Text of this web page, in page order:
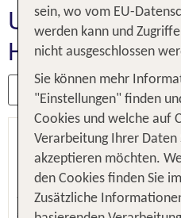
Unsere
Hotelangebote
Falkensteiner Hotel
Lido di Jesolo, Venetien,
5.6 - 92 % Weiterempfehlung
sein, wo vom EU-
werden kann und
nicht ausgeschlossen
Sie können mehr
"Einstellungen" finden
Cookies und welche auf
Verarbeitung Ihrer Daten
akzeptieren möchten.
den Cookies finden Sie im
Zusätzliche